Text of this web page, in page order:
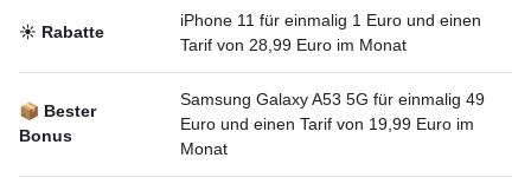
☀️ Rabatte
iPhone 11 für einmalig 1 Euro und einen
Tarif von 28,99 Euro im Monat
📦 Bester
Bonus
Samsung Galaxy A53 5G für einmalig 49
Euro und einen Tarif von 19,99 Euro im
Monat